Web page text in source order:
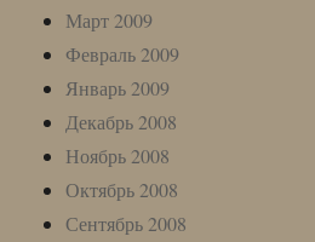
Март 2009
Февраль 2009
Январь 2009
Декабрь 2008
Ноябрь 2008
Октябрь 2008
Сентябрь 2008